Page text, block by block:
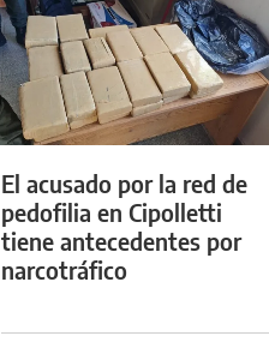
El acusado por la red de
pedofilia en Cipolletti
tiene antecedentes por
narcotráfico